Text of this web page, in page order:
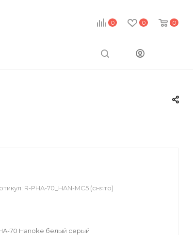
0 0 0
R-PHA-70_HAN-MC5 (снято)
70 Hanoke белый серый